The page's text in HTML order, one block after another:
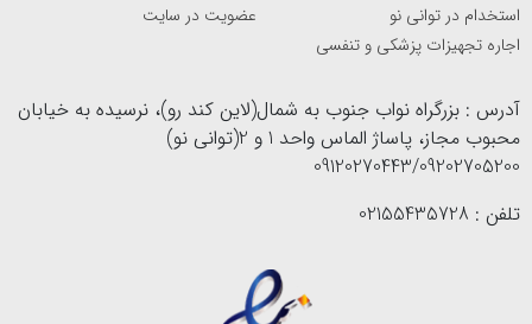
استخدام در توانی نو
عضویت در سایت
اجاره تجهیزات پزشکی و تنفسی
آدرس : بزرگراه نواب جنوب به شمال(لاین کند رو)، نرسیده به خیابان
محبوب مجاز، پاساژ الماس واحد 1 و 2(توانی نو)
09120270443/09202705200
تلفن : 02155435728